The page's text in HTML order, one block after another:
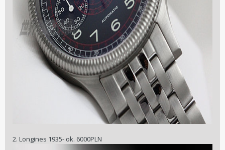
2. Longines 1935- ok. 6000PLN